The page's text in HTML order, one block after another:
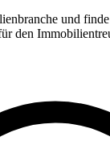
und
den